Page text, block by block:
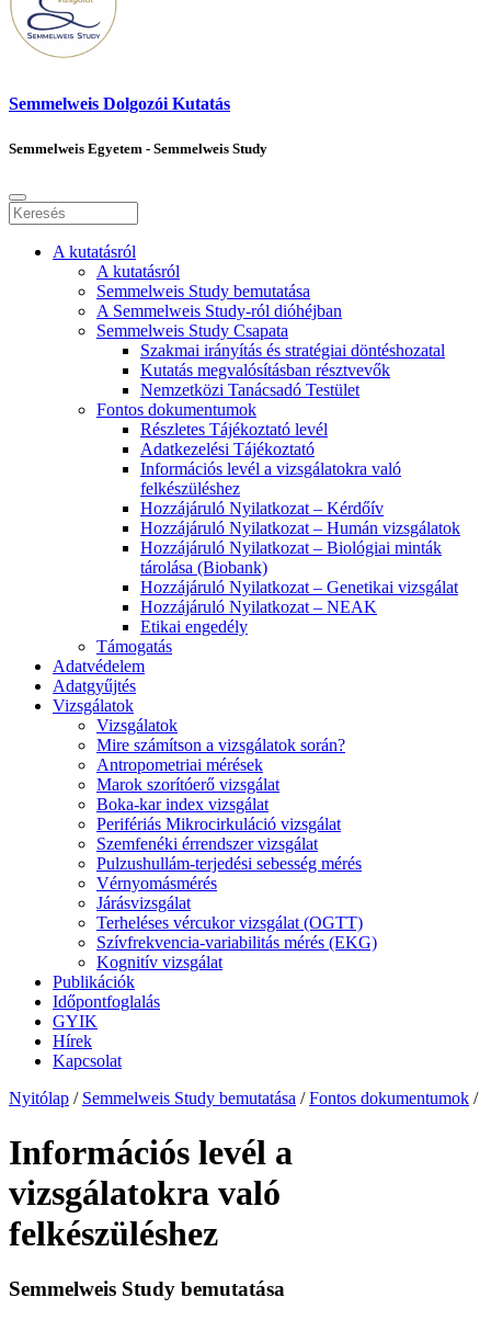
Semmelweis Dolgozói Kutatás
Semmelweis Egyetem - Semmelweis Study
A kutatásról
A kutatásról
Semmelweis Study bemutatása
A Semmelweis Study-ról dióhéjban
Semmelweis Study Csapata
Szakmai irányítás és stratégiai döntéshozatal
Kutatás megvalósításban résztvevők
Nemzetközi Tanácsadó Testület
Fontos dokumentumok
Részletes Tájékoztató levél
Adatkezelési Tájékoztató
Információs levél a vizsgálatokra való
felkészüléshez
Hozzájáruló Nyilatkozat – Kérdőív
Hozzájáruló Nyilatkozat – Humán vizsgálatok
Hozzájáruló Nyilatkozat – Biológiai minták
tárolása (Biobank)
Hozzájáruló Nyilatkozat – Genetikai vizsgálat
Hozzájáruló Nyilatkozat – NEAK
Etikai engedély
Támogatás
Adatvédelem
Adatgyűjtés
Vizsgálatok
Vizsgálatok
Mire számítson a vizsgálatok során?
Antropometriai mérések
Marok szorítóerő vizsgálat
Boka-kar index vizsgálat
Perifériás Mikrocirkuláció vizsgálat
Szemfenéki érrendszer vizsgálat
Pulzushullám-terjedési sebesség mérés
Vérnyomásmérés
Járásvizsgálat
Terheléses vércukor vizsgálat (OGTT)
Szívfrekvencia-variabilitás mérés (EKG)
Kognitív vizsgálat
Publikációk
Időpontfoglalás
GYIK
Hírek
Kapcsolat
Nyitólap / Semmelweis Study bemutatása / Fontos dokumentumok /
Információs levél a
vizsgálatokra való
felkészüléshez
Semmelweis Study bemutatása